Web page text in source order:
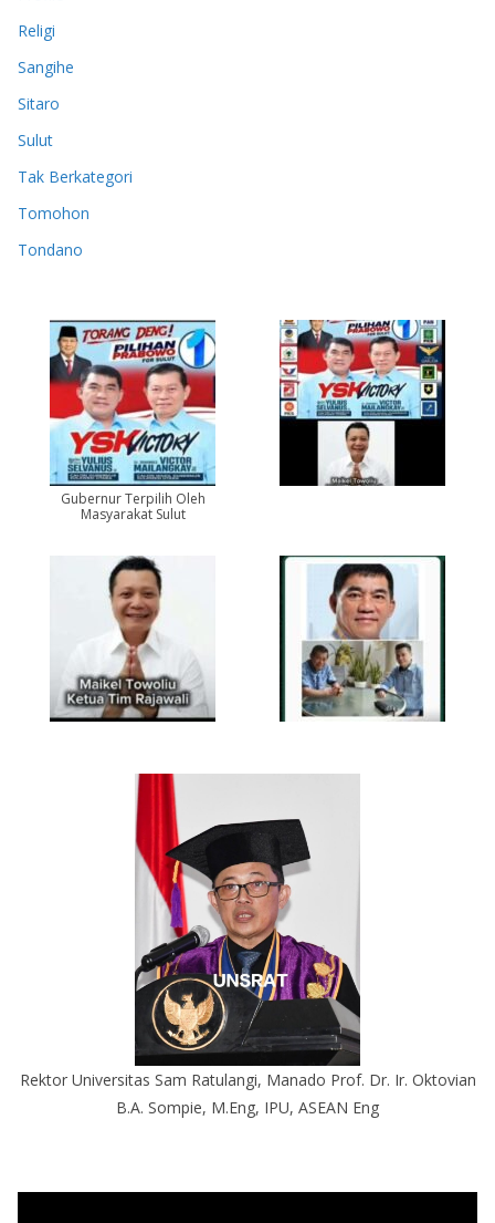
Religi
Sangihe
Sitaro
Sulut
Tak Berkategori
Tomohon
Tondano
Gubernur Terpilih Oleh
Masyarakat Sulut
Rektor Universitas Sam Ratulangi, Manado Prof. Dr. Ir. Oktovian
B.A. Sompie, M.Eng, IPU, ASEAN Eng